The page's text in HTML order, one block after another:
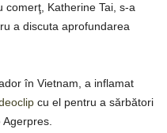
Katherine Tai, s-a
a discuta aprofundarea
în Vietnam, a inflamat
cu el pentru a sărbători